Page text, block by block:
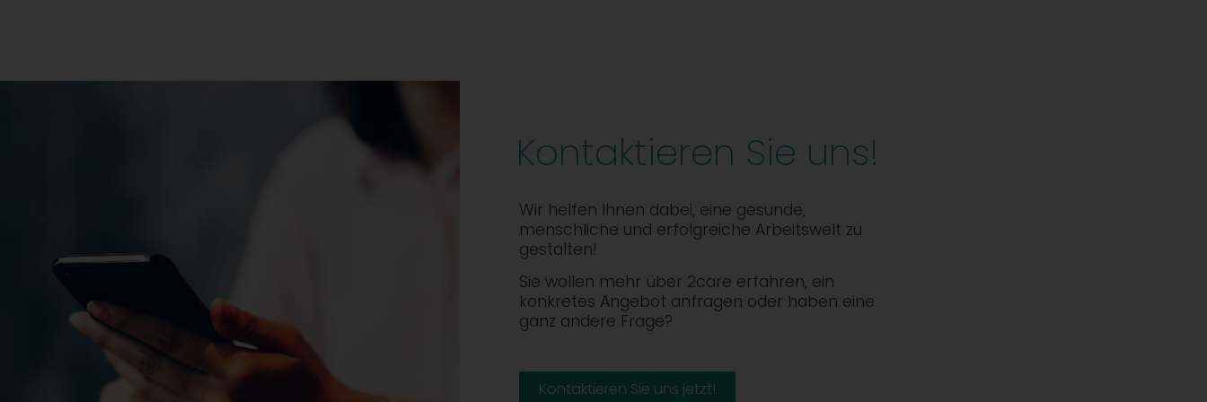
Kontaktieren Sie uns!
Wir helfen Ihnen dabei, eine gesunde,
menschliche und erfolgreiche Arbeitswelt zu
gestalten!
Sie wollen mehr über 2care erfahren, ein
konkretes Angebot anfragen oder haben eine
ganz andere Frage?
Kontaktieren Sie uns jetzt!